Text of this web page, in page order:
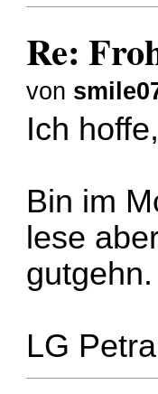
Re:
von
Ich
Bin im
lese
gutgehn.
LG Petra